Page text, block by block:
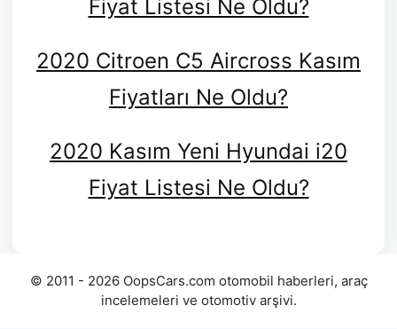
Fiyat Listesi Ne Oldu?
2020 Citroen C5 Aircross Kasım
Fiyatları Ne Oldu?
2020 Kasım Yeni Hyundai i20
Fiyat Listesi Ne Oldu?
© 2011 - 2026 OopsCars.com otomobil haberleri, araç
incelemeleri ve otomotiv arşivi.